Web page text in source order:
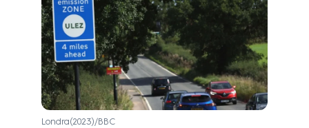
Londra(2023)/BBC